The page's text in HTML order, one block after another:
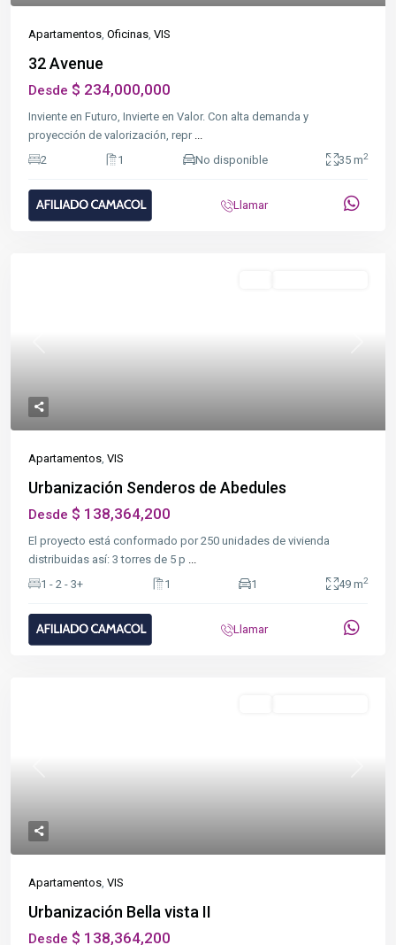
Apartamentos, Oficinas, VIS
32 Avenue
Desde $ 234,000,000
Inviente en Futuro, Invierte en Valor. Con alta demanda y
proyección de valorización, repr ...
2
1 No disponible 35 m2
Llamar
Apartamentos, VIS
Urbanización Senderos de Abedules
Desde $ 138,364,200
El proyecto está conformado por 250 unidades de vivienda
distribuidas así: 3 torres de 5 p ...
1 - 2 - 3+
1 1 49 m2
Llamar
Apartamentos, VIS
Urbanización Bella vista II
Desde $ 138,364,200